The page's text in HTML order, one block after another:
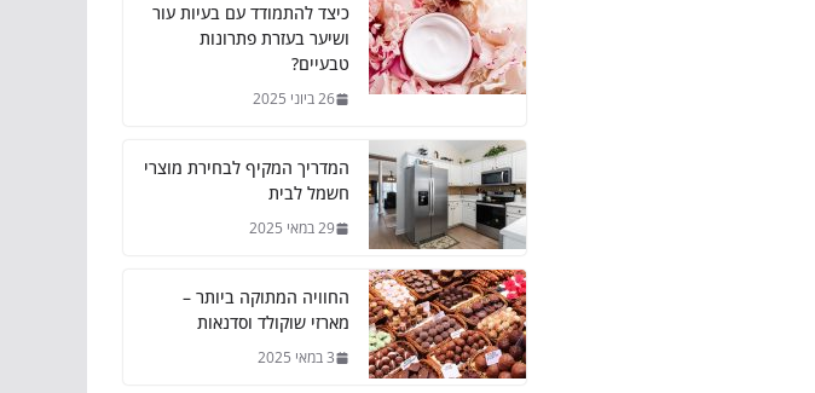
כיצד להתמודד עם בעיות עור
ושיער בעזרת פתרונות
טבעיים?
26 ביוני 2025
המדריך המקיף לבחירת מוצרי
חשמל לבית
29 במאי 2025
החוויה המתוקה ביותר –
מארזי שוקולד וסדנאות
3 במאי 2025